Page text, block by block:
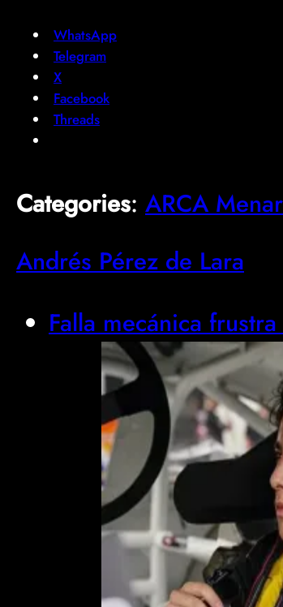
WhatsApp
Telegram
X
Facebook
Threads
Categories: ARCA
Andrés Pérez de Lara
Falla mecánica